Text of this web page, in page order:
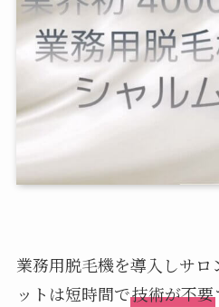
業務用脱毛機を導入しサロ
ットは短時間で技術が不要